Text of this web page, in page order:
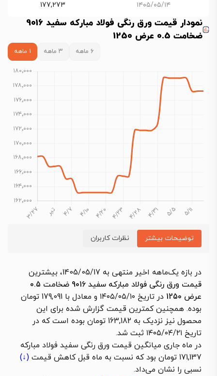
۱۴۰۵/۰۵/۱۴ 177,273
نمودار قیمت ورق رنگی فولاد مبارکه سفید 9016
ضخامت 0.5 عرض 1250
۶ ماهه ۳ ماهه ۱ ماهه
توضیحات بیشتر نظرات کاربران
در بازه یک‌ماهه اخیر منتهی به 1405/05/17، بیشترین
قیمت ورق رنگی فولاد مبارکه سفید 9016 ضخامت 0.5
عرض 1250
در تاریخ ۱۴۰۵/۰۵/۱۰ و معادل با 179,091 تومان
بوده. همچنین کمترین قیمت گزارش شده برای این
محصول نیز نزدیک به 163,182 تومان بوده است که در
تاریخ ۱۴۰۵/۰۴/۲۱ ثبت شد.
در ماه جاری میانگین قیمت ورق رنگی سفید فولاد مبارکه
171,137 تومان بود که نسبت به ماه قبل
کاهش قیمت (↓)
نسبی را نشان می‌داد.